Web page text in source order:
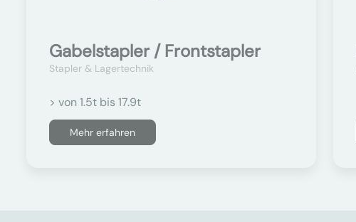
Gabelstapler / Frontstapler
Stapler & Lagertechnik
> von 1.5t bis 17.9t
Mehr erfahren